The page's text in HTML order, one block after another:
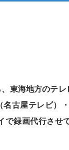
東海地方のテ
古屋テレビ）
で録画代行させ